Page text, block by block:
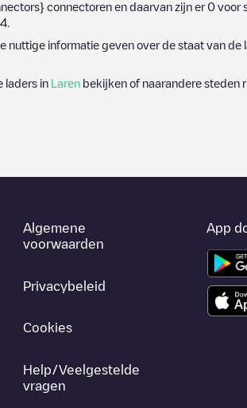
connectoren en daarvan zijn er 0 voor
informatie geven over de staat van
laders in Laren bekijken of naarandere steden
Algemene
voorwaarden
Privacybeleid
Cookies
Help/Veelgestelde
vragen
App